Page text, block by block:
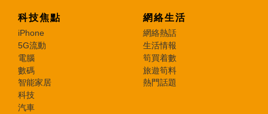
科技焦點
iPhone
5G流動
電腦
數碼
智能家居
科技
汽車
網絡生活
網絡熱話
生活情報
筍買着數
旅遊筍料
熱門話題